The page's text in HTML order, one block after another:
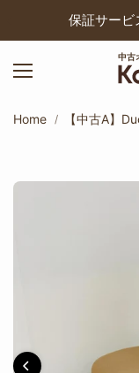
保証サービ
中古
Home 【中古A】